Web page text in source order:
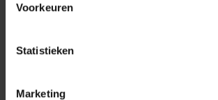
Voorkeuren
Statistieken
Marketing
info@podiumtechniek.nl
Volg ons
Volg ons op Twitter
Stuur ons
Binnen 24 uur persoonlijk contact!